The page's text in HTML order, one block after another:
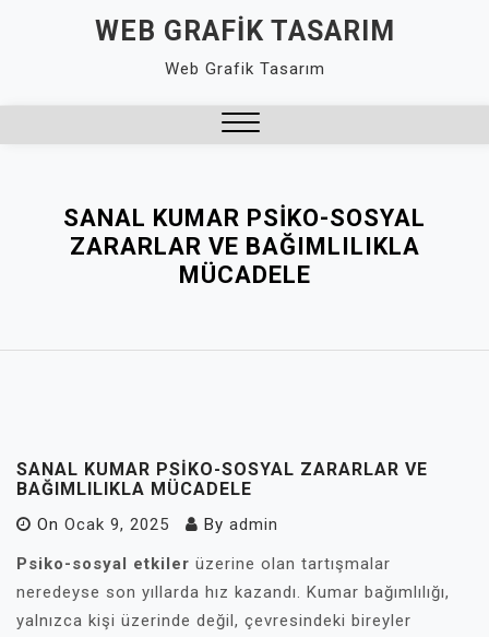
WEB GRAFIK TASARIM
Web Grafik Tasarım
SANAL KUMAR PSIKO-SOSYAL
ZARARLAR VE BAĞIMLILIKLA
MÜCADELE
SANAL KUMAR PSIKO-SOSYAL ZARARLAR VE
BAĞIMLILIKLA MÜCADELE
On Ocak 9, 2025 By admin
Psiko-sosyal etkiler üzerine olan tartışmalar
neredeyse son yıllarda hız kazandı. Kumar bağımlılığı,
yalnızca kişi üzerinde değil, çevresindeki bireyler